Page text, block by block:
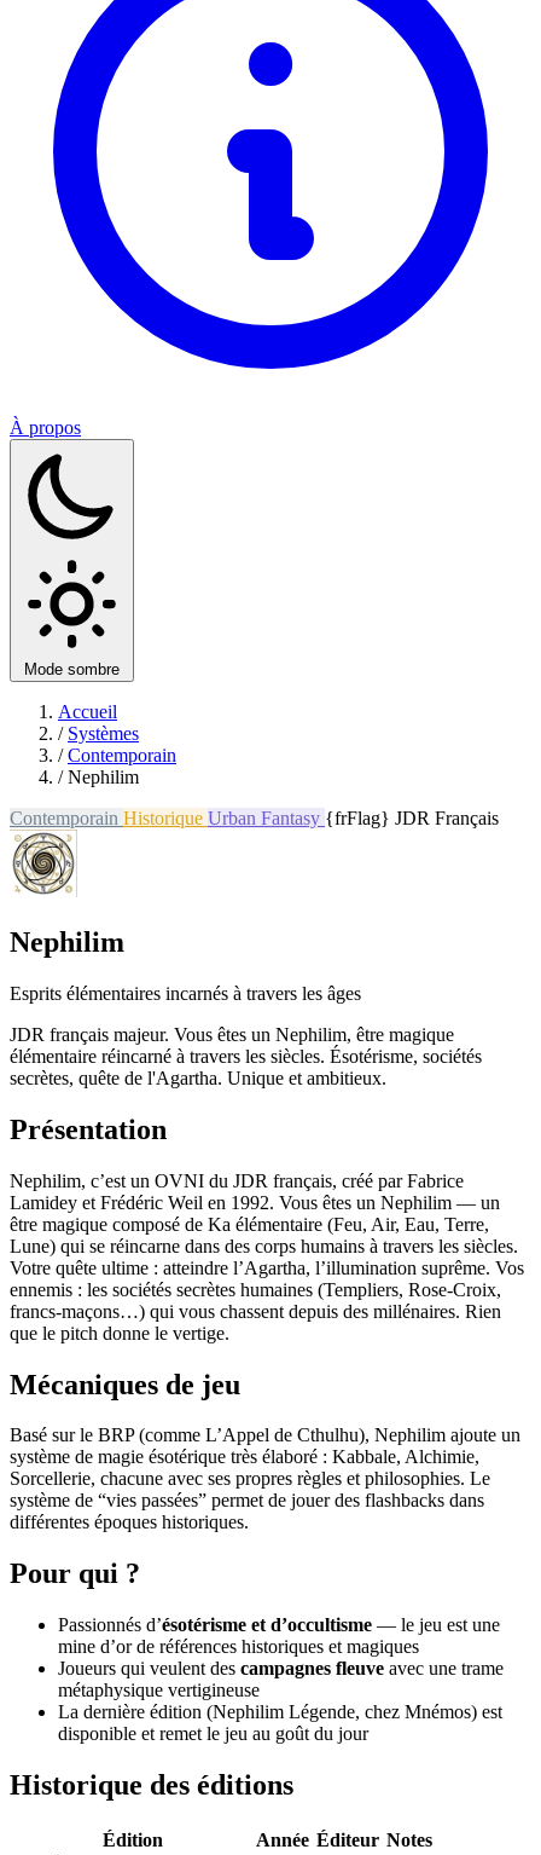
À propos
Mode sombre
Accueil
/ Systèmes
/ Contemporain
/ Nephilim
Contemporain Historique Urban Fantasy {frFlag} JDR Français
Nephilim
Esprits élémentaires incarnés à travers les âges
JDR français majeur. Vous êtes un Nephilim, être magique
élémentaire réincarné à travers les siècles. Ésotérisme, sociétés
secrètes, quête de l'Agartha. Unique et ambitieux.
Présentation
Nephilim, c’est un OVNI du JDR français, créé par Fabrice
Lamidey et Frédéric Weil en 1992. Vous êtes un Nephilim — un
être magique composé de Ka élémentaire (Feu, Air, Eau, Terre,
Lune) qui se réincarne dans des corps humains à travers les siècles.
Votre quête ultime : atteindre l’Agartha, l’illumination suprême. Vos
ennemis : les sociétés secrètes humaines (Templiers, Rose-Croix,
francs-maçons…) qui vous chassent depuis des millénaires. Rien
que le pitch donne le vertige.
Mécaniques de jeu
Basé sur le BRP (comme L’Appel de Cthulhu), Nephilim ajoute un
système de magie ésotérique très élaboré : Kabbale, Alchimie,
Sorcellerie, chacune avec ses propres règles et philosophies. Le
système de “vies passées” permet de jouer des flashbacks dans
différentes époques historiques.
Pour qui ?
Passionnés d’ésotérisme et d’occultisme — le jeu est une
mine d’or de références historiques et magiques
Joueurs qui veulent des campagnes fleuve avec une trame
métaphysique vertigineuse
La dernière édition (Nephilim Légende, chez Mnémos) est
disponible et remet le jeu au goût du jour
Historique des éditions
Édition Année Éditeur Notes